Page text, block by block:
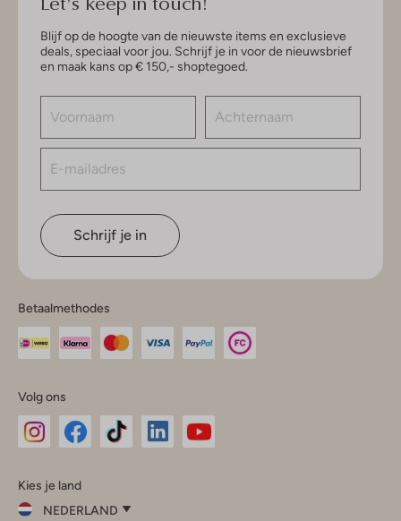
Blijf op de hoogte van de nieuwste items en exclusieve
deals, speciaal voor jou. Schrijf je in voor de nieuwsbrief
en maak kans op € 150,- shoptegoed.
Schrijf je in
Betaalmethodes
Volg ons
InstagramFacebook
Kies je land
NEDERLAND